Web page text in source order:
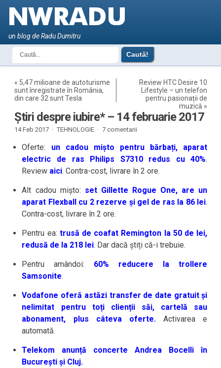
un blog de Radu Dumitru
« 5,47 milioane de autoturisme
sunt înregistrate în România,
din care 32 sunt Tesla
Review HTC Desire 10
Lifestyle – un telefon
pentru pasionații de
muzică »
Știri despre iubire* – 14 februarie 2017
14 Feb 2017 · TEHNOLOGIE · 7 comentarii
Oferte: un cadou mișto pentru bărbați, aparat
electric de ras Philips S7310 redus cu 40%.
Review aici. Contra-cost, livrare în 2 ore.
Alt cadou mișto: set Gillette Rogue One, are un
aparat Flexball cu 2 rezerve și gel de ras la 86 lei.
Contra-cost, livrare în 2 ore.
Pentru ea: trusă de coafat Remington la 50 de lei,
redusă de la 218 lei. Dar dacă știți că-i trebuie.
Pentru amândoi: 60% reducere la trollere
Samsonite.
Vodafone oferă astăzi transfer de date gratuit și
nelimitat pentru toți clienții săi, cartelă sau
abonament, plus câteva oferte.Activarea e
automată.
Telekom anunță concerte Andrea Bocelli în
București și Cluj.